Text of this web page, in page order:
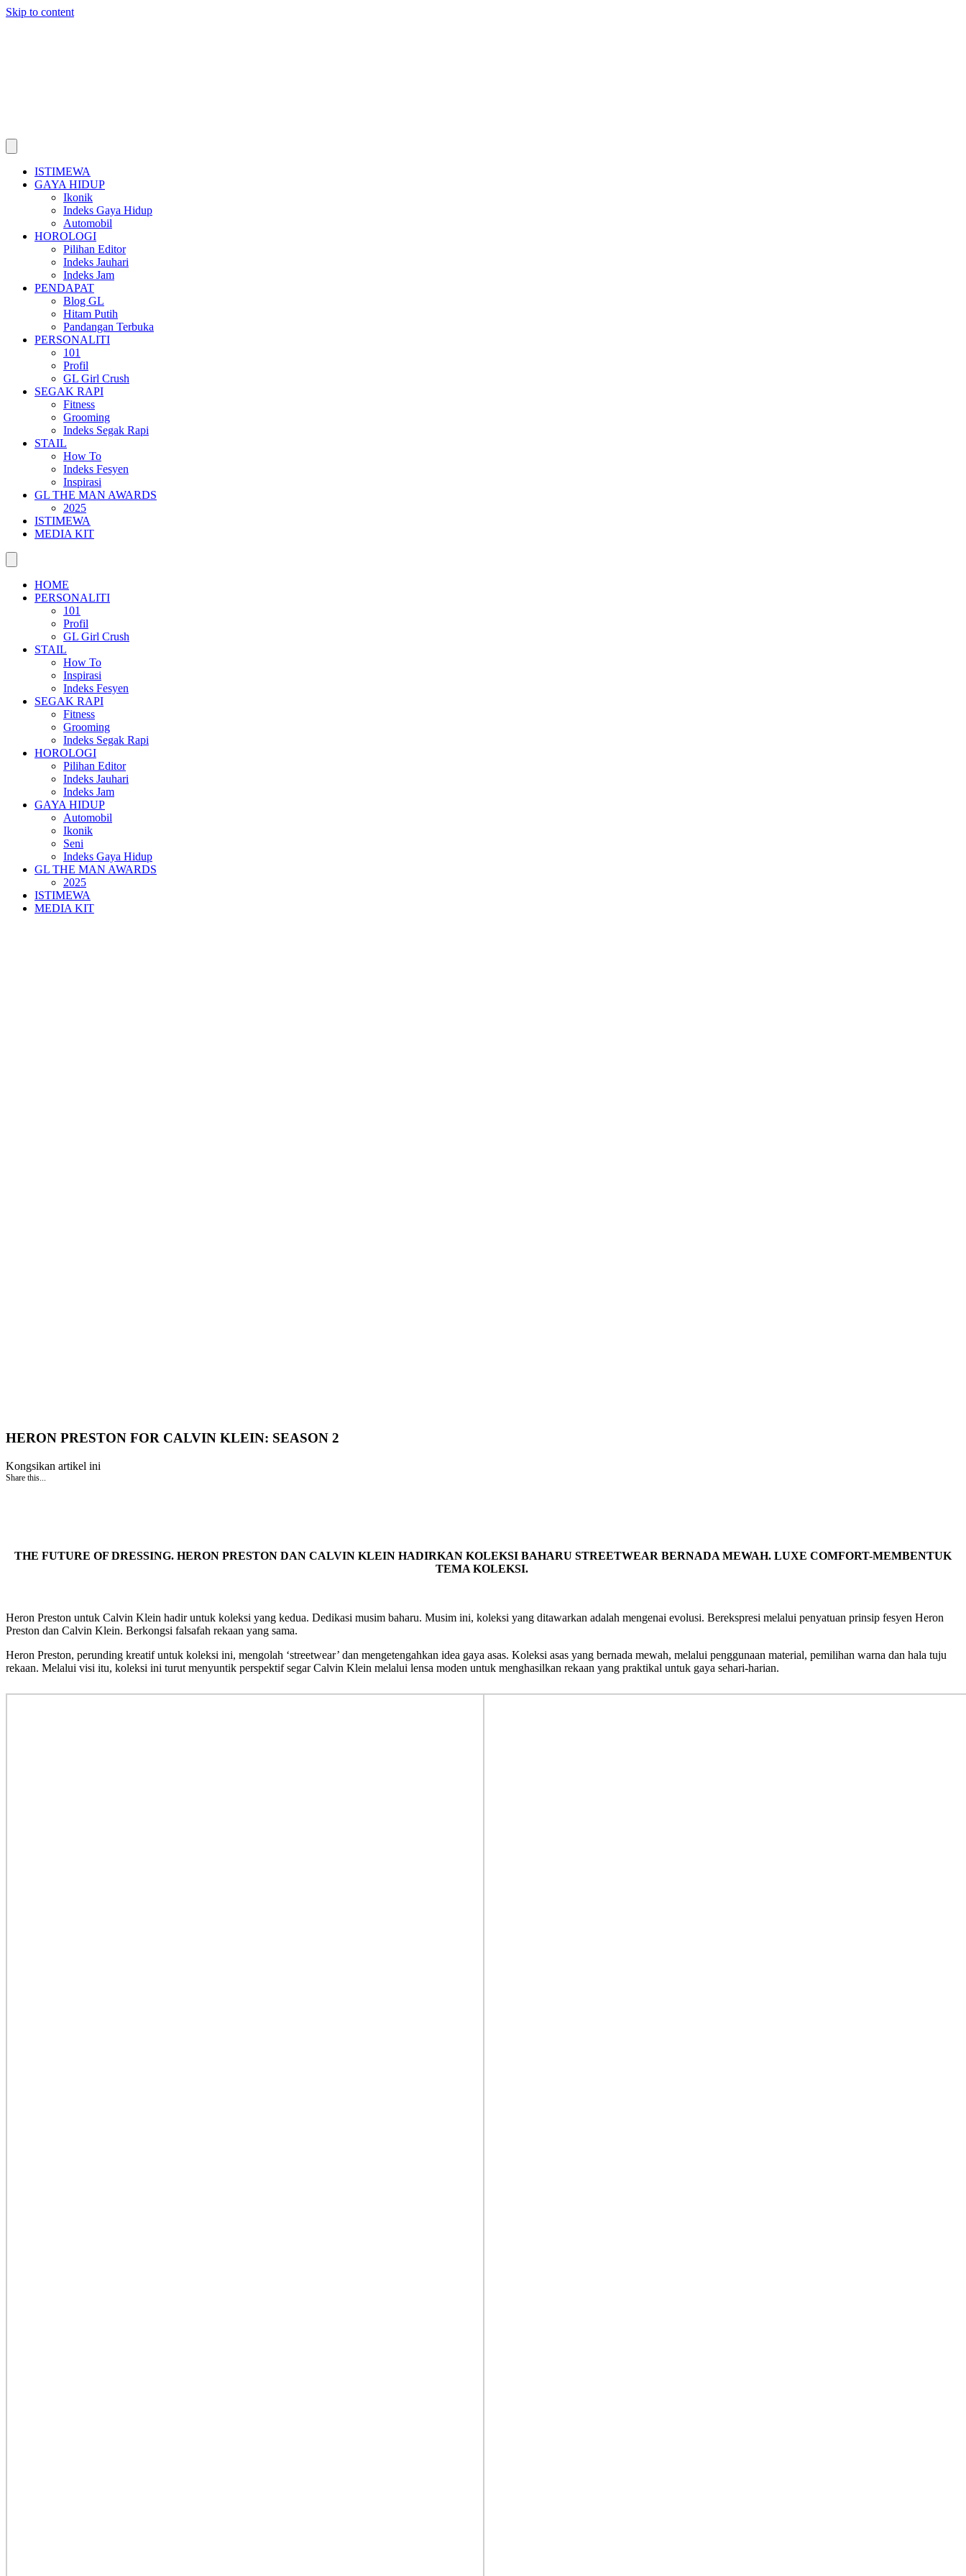
Skip to content
ISTIMEWA
GAYA HIDUP
Ikonik
Indeks Gaya Hidup
Automobil
HOROLOGI
Pilihan Editor
Indeks Jauhari
Indeks Jam
PENDAPAT
Blog GL
Hitam Putih
Pandangan Terbuka
PERSONALITI
101
Profil
GL Girl Crush
SEGAK RAPI
Fitness
Grooming
Indeks Segak Rapi
STAIL
How To
Indeks Fesyen
Inspirasi
GL THE MAN AWARDS
2025
ISTIMEWA
MEDIA KIT
HOME
PERSONALITI
101
Profil
GL Girl Crush
STAIL
How To
Inspirasi
Indeks Fesyen
SEGAK RAPI
Fitness
Grooming
Indeks Segak Rapi
HOROLOGI
Pilihan Editor
Indeks Jauhari
Indeks Jam
GAYA HIDUP
Automobil
Ikonik
Seni
Indeks Gaya Hidup
GL THE MAN AWARDS
2025
ISTIMEWA
MEDIA KIT
HERON PRESTON FOR CALVIN KLEIN: SEASON 2
Kongsikan artikel ini
Share this...
THE FUTURE OF DRESSING. HERON PRESTON DAN CALVIN KLEIN HADIRKAN KOLEKSI BAHARU STREETWEAR BERNADA MEWAH. LUXE COMFORT-MEMBENTUK
TEMA KOLEKSI.
Heron Preston untuk Calvin Klein hadir untuk koleksi yang kedua. Dedikasi musim baharu. Musim ini, koleksi yang ditawarkan adalah mengenai evolusi. Berekspresi melalui penyatuan prinsip fesyen Heron
Preston dan Calvin Klein. Berkongsi falsafah rekaan yang sama.
Heron Preston, perunding kreatif untuk koleksi ini, mengolah ‘streetwear’ dan mengetengahkan idea gaya asas. Koleksi asas yang bernada mewah, melalui penggunaan material, pemilihan warna dan hala tuju
rekaan. Melalui visi itu, koleksi ini turut menyuntik perspektif segar Calvin Klein melalui lensa moden untuk menghasilkan rekaan yang praktikal untuk gaya sehari-harian.